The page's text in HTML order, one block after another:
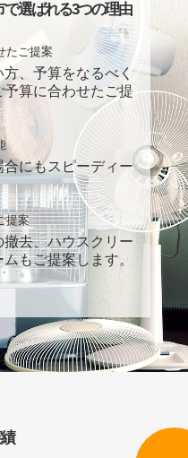
選ばれる3つの理由
たご提案
、予算をなるべく
算に合わせたご提
にもスピーディー
提案
去、ハウスクリー
もご提案します。